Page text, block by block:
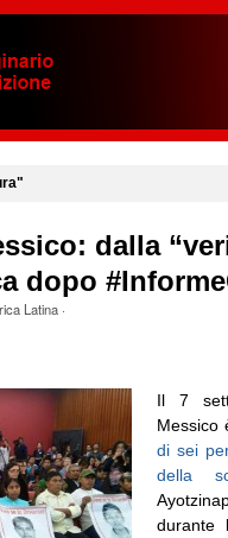
dalla
dopo
Latina·
Il 7
Messico
di sei
della
durante